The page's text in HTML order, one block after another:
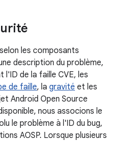
les composants
description du problème,
l'ID de la faille CVE, les
de faille, la gravité et les
Android Open Source
nous associons le
le problème à l'ID du bug,
AOSP. Lorsque plusieurs